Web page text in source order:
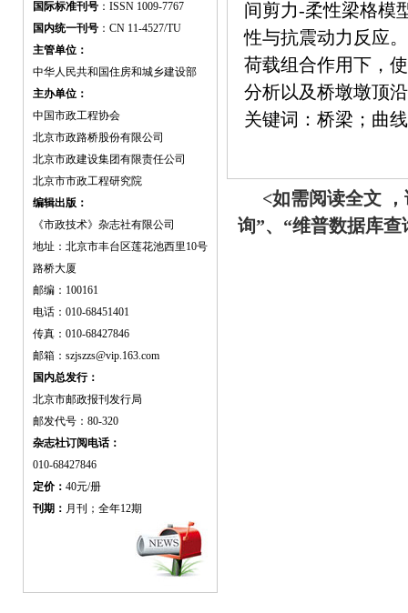
国际标准刊号 ：ISSN 1009-7767
国内统一刊号 ：CN 11-4527/TU
主管单位：
中华人民共和国住房和城乡建设部
主办单位：
中国市政工程协会
北京市政路桥股份有限公司
北京市政建设集团有限责任公司
北京市市政工程研究院
编辑出版：
《市政技术》杂志社有限公司
地址：北京市丰台区莲花池西里10号
路桥大厦
邮编：100161
电话：010-68451401
传真：010-68427846
邮箱：szjszzs@vip.163.com
国内总发行：
北京市邮政报刊发行局
邮发代号：80-320
杂志社订阅电话：
010-68427846
定价： 40元/册
刊期： 月刊；全年12期
间剪力-柔性梁格模
性与抗震动力反应
荷载组合作用下，
分析以及桥墩墩顶
关键词：桥梁；曲
<如需阅读全文
询”、“维普数据库